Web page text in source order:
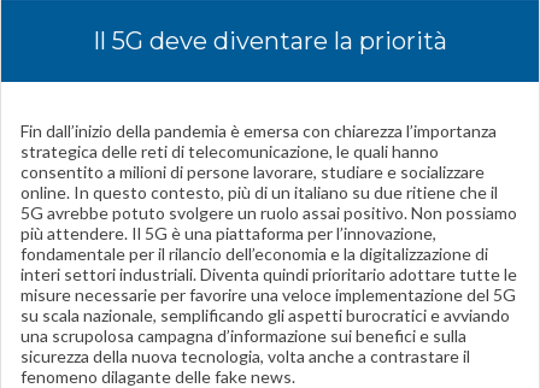
Il 5G deve diventare la priorità
Fin dall’inizio della pandemia è emersa con chiarezza l’importanza
strategica delle reti di telecomunicazione, le quali hanno
consentito a milioni di persone lavorare, studiare e socializzare
online. In questo contesto, più di un italiano su due ritiene che il
5G avrebbe potuto svolgere un ruolo assai positivo. Non possiamo
più attendere. Il 5G è una piattaforma per l’innovazione,
fondamentale per il rilancio dell’economia e la digitalizzazione di
interi settori industriali. Diventa quindi prioritario adottare tutte le
misure necessarie per favorire una veloce implementazione del 5G
su scala nazionale, semplificando gli aspetti burocratici e avviando
una scrupolosa campagna d’informazione sui benefici e sulla
sicurezza della nuova tecnologia, volta anche a contrastare il
fenomeno dilagante delle fake news.